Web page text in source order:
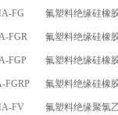
FG 氟塑料绝缘硅橡
FGR 氟塑料绝缘硅橡
FGP 氟塑料绝缘硅橡
FGRP 氟塑料绝缘硅橡
FV 氟塑料绝缘聚氯